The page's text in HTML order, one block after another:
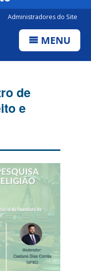
Administradores do Site
MENU
de
e